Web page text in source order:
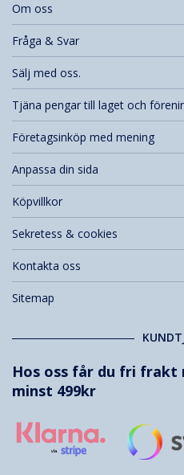
Om oss
Fråga & Svar
Sälj med oss.
Tjäna pengar till laget och
Företagsinköp med mening
Anpassa din sida
Köpvillkor
Sekretess & cookies
Kontakta oss
Sitemap
Hos oss får du fri frakt
minst 499kr